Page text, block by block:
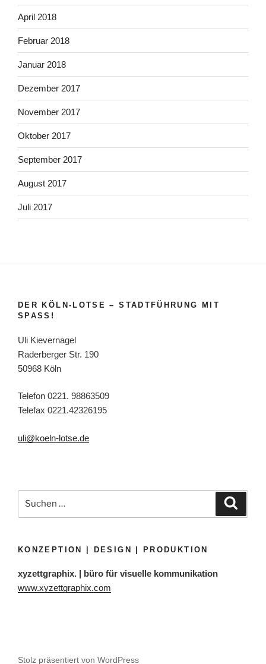
April 2018
Februar 2018
Januar 2018
Dezember 2017
November 2017
Oktober 2017
September 2017
August 2017
Juli 2017
DER KÖLN-LOTSE – STADTFÜHRUNG MIT
SPASS!
Uli Kievernagel
Raderberger Str. 190
50968 Köln
Telefon 0221. 98863509
Telefax 0221.42326195
uli@koeln-lotse.de
KONZEPTION | DESIGN | PRODUKTION
xyzettgraphix. | büro für visuelle kommunikation
www.xyzettgraphix.com
Stolz präsentiert von WordPress